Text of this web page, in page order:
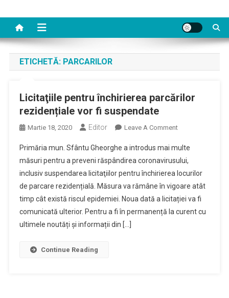
ETICHETĂ: PARCARILOR
Licitaţiile pentru închirierea parcărilor
rezidențiale vor fi suspendate
Martie 18, 2020 Editor Leave A CommentOn
Pentru
Închirierea
Parcărilor
Rezidențiale
Vor
Fi
Primăria mun. Sfântu Gheorghe a introdus mai multe
măsuri pentru a preveni răspândirea coronavirusului,
inclusiv suspendarea licitaţiilor pentru închirierea locurilor
de parcare rezidențială. Măsura va rămâne în vigoare atât
timp cât există riscul epidemiei. Noua dată a licitației va fi
comunicată ulterior. Pentru a fi în permanență la curent cu
ultimele noutăți și informații din […]
Continue Reading